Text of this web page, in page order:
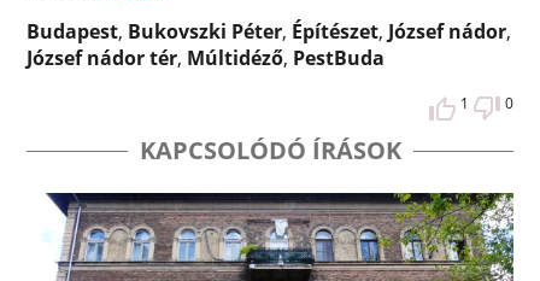
Budapest, Bukovszki Péter, Építészet, József nádor,
József nádor tér, Múltidéző, PestBuda
1 0
KAPCSOLÓDÓ ÍRÁSOK